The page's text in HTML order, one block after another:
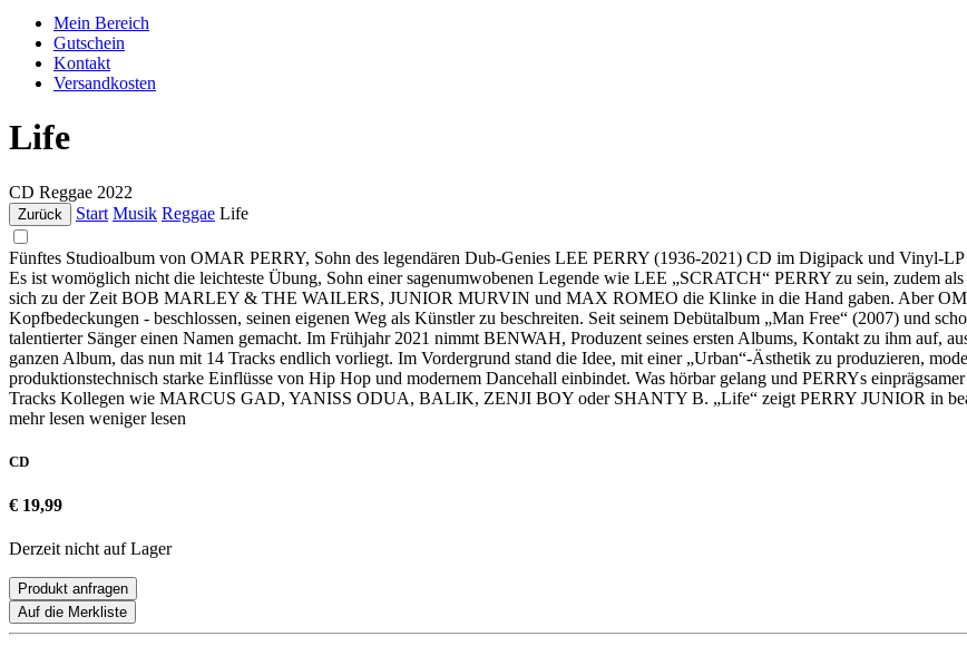
Mein Bereich
Gutschein
Kontakt
Versandkosten
Life
CD Reggae 2022
Zurück Start Musik Reggae Life
Fünftes Studioalbum von OMAR PERRY, Sohn des legendären Dub-Genies LEE PERRY (1936-2021) CD im Digipack und Vinyl-
Es ist womöglich nicht die leichteste Übung, Sohn einer sagenumwobenen Legende wie LEE „SCRATCH“ PERRY zu sein,
sich zu der Zeit BOB MARLEY & THE WAILERS, JUNIOR MURVIN und MAX ROMEO die Klinke in die Hand gaben. Aber
Kopfbedeckungen - beschlossen, seinen eigenen Weg als Künstler zu beschreiten. Seit seinem Debütalbum „Man Free“ (2007) und
talentierter Sänger einen Namen gemacht. Im Frühjahr 2021 nimmt BENWAH, Produzent seines ersten Albums, Kontakt zu ihm auf,
ganzen Album, das nun mit 14 Tracks endlich vorliegt. Im Vordergrund stand die Idee, mit einer „Urban“-Ästhetik zu produzieren,
produktionstechnisch starke Einflüsse von Hip Hop und modernem Dancehall einbindet. Was hörbar gelang und PERRYs
Tracks Kollegen wie MARCUS GAD, YANISS ODUA, BALIK, ZENJI BOY oder SHANTY B. „Life“ zeigt PERRY JUNIOR in
mehr lesen weniger lesen
CD
€ 19,99
Derzeit nicht auf Lager
Produkt anfragen
Auf die Merkliste